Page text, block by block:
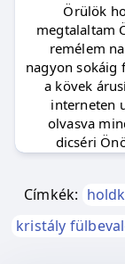
Örülök
megtalaltam
remélem
nagyon sokáig
a kövek
interneten
olvasva
dicséri
Címkék:
kristály